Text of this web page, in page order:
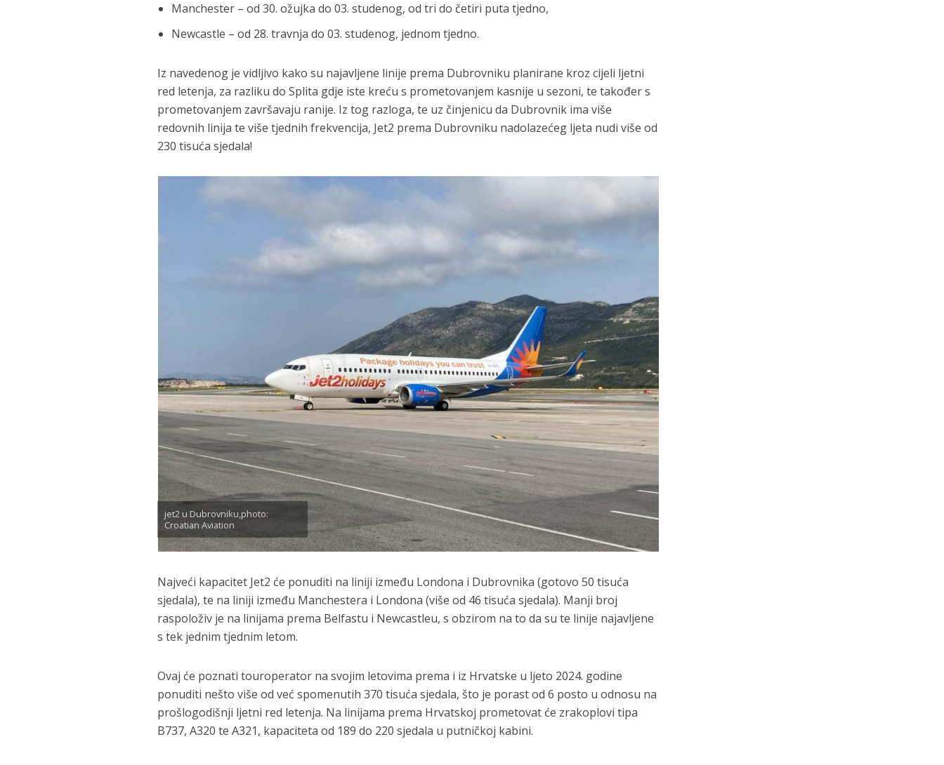
Manchester – od 30. ožujka do 03. studenog, od tri do četiri puta tjedno,
Newcastle – od 28. travnja do 03. studenog, jednom tjedno.
Iz navedenog je vidljivo kako su najavljene linije prema Dubrovniku planirane kroz cijeli ljetni
red letenja, za razliku do Splita gdje iste kreću s prometovanjem kasnije u sezoni, te također s
prometovanjem završavaju ranije. Iz tog razloga, te uz činjenicu da Dubrovnik ima više
redovnih linija te više tjednih frekvencija, Jet2 prema Dubrovniku nadolazećeg ljeta nudi više od
230 tisuća sjedala!
jet2 u Dubrovniku,photo:
Croatian Aviation
Najveći kapacitet Jet2 će ponuditi na liniji između Londona i Dubrovnika (gotovo 50 tisuća
sjedala), te na liniji između Manchestera i Londona (više od 46 tisuća sjedala). Manji broj
raspoloživ je na linijama prema Belfastu i Newcastleu, s obzirom na to da su te linije najavljene
s tek jednim tjednim letom.
Ovaj će poznati touroperator na svojim letovima prema i iz Hrvatske u ljeto 2024. godine
ponuditi nešto više od već spomenutih 370 tisuća sjedala, što je porast od 6 posto u odnosu na
prošlogodišnji ljetni red letenja. Na linijama prema Hrvatskoj prometovat će zrakoplovi tipa
B737, A320 te A321, kapaciteta od 189 do 220 sjedala u putničkoj kabini.